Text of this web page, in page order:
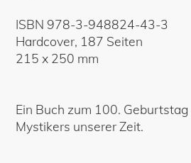
ISBN 978-3-948824-43-3
Hardcover, 187 Seiten
215 x 250 mm
Ein Buch zum 100.
Mystikers unserer Zeit.